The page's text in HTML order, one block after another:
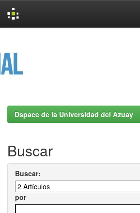
Dspace de la Universidad del Azuay
Buscar
Buscar:
por